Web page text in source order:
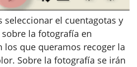
seleccionar el cuentagotas y
la fotografía en
los que queramos recoger la
Sobre la fotografía se irán